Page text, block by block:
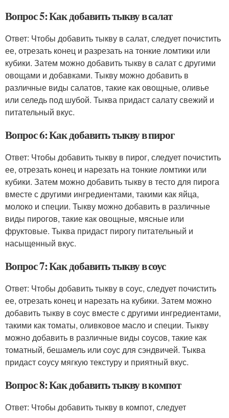
Вопрос 5: Как добавить тыкву в салат
Ответ: Чтобы добавить тыкву в салат, следует почистить
ее, отрезать конец и разрезать на тонкие ломтики или
кубики. Затем можно добавить тыкву в салат с другими
овощами и добавками. Тыкву можно добавить в
различные виды салатов, такие как овощные, оливье
или селедь под шубой. Тыква придаст салату свежий и
питательный вкус.
Вопрос 6: Как добавить тыкву в пирог
Ответ: Чтобы добавить тыкву в пирог, следует почистить
ее, отрезать конец и нарезать на тонкие ломтики или
кубики. Затем можно добавить тыкву в тесто для пирога
вместе с другими ингредиентами, такими как яйца,
молоко и специи. Тыкву можно добавить в различные
виды пирогов, такие как овощные, мясные или
фруктовые. Тыква придаст пирогу питательный и
насыщенный вкус.
Вопрос 7: Как добавить тыкву в соус
Ответ: Чтобы добавить тыкву в соус, следует почистить
ее, отрезать конец и нарезать на кубики. Затем можно
добавить тыкву в соус вместе с другими ингредиентами,
такими как томаты, оливковое масло и специи. Тыкву
можно добавить в различные виды соусов, такие как
томатный, бешамель или соус для сэндвичей. Тыква
придаст соусу мягкую текстуру и приятный вкус.
Вопрос 8: Как добавить тыкву в компот
Ответ: Чтобы добавить тыкву в компот, следует